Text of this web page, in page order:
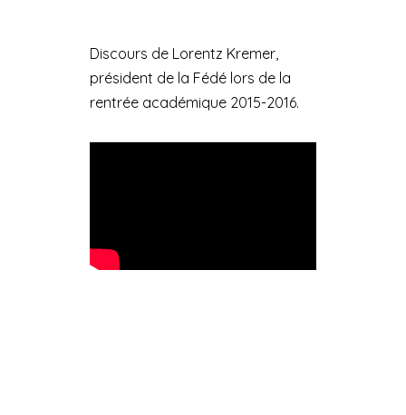
Discours de Lorentz Kremer,
président de la Fédé lors de la
rentrée académique 2015-2016.